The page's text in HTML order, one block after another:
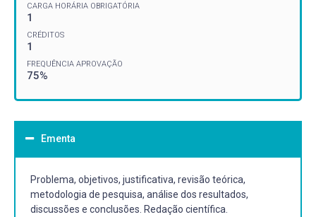
CARGA HORÁRIA OBRIGATÓRIA
1
CRÉDITOS
1
FREQUÊNCIA APROVAÇÃO
75%
Ementa
Problema, objetivos, justificativa, revisão teórica,
metodologia de pesquisa, análise dos resultados,
discussões e conclusões. Redação científica.